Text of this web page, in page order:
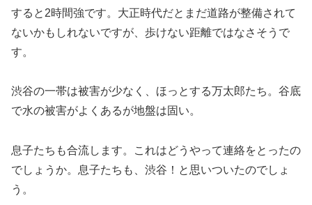
すると2時間強です。大正時代だとまだ道路が整備されて
ないかもしれないですが、歩けない距離ではなさそうで
す。
渋谷の一帯は被害が少なく、ほっとする万太郎たち。谷底
で水の被害がよくあるが地盤は固い。
息子たちも合流します。これはどうやって連絡をとったの
でしょうか。息子たちも、渋谷！と思いついたのでしょ
う。